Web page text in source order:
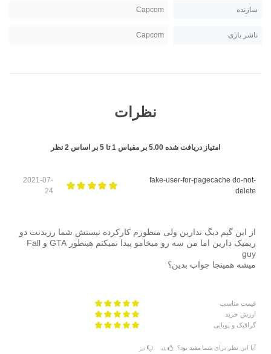
سازنده Capcom
ناشر بازی Capcom
نظرات
امتیاز دریافت شده 5.00 بر مقیاس 1تا 5 بر اساس 2 نظر
fake-user-for-pagecache do-not-
delete
2021-07-
24
از این گیم دیگ ندارین ولی منظورم کارکرده نیستش شما رزیدنت دو
ریمیک دارین اما من سه رو میخامو پیدا نمیکنم هینطور GTA و Fall
guy
میشه همینجا جواب بدین؟
قیمت مناسب
ارزش خرید
گرافیک و پویایی
آیا این نظر برای شما مفید بود؟ بله خیر